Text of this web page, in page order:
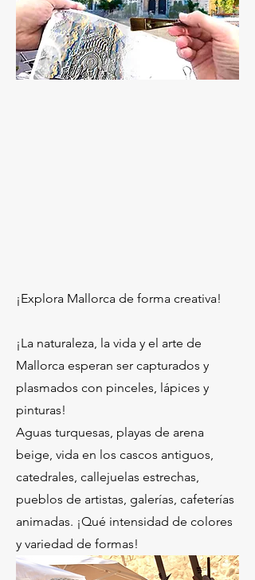
¡Explora Mallorca de forma creativa!
¡La naturaleza, la vida y el arte de
Mallorca esperan ser capturados y
plasmados con pinceles, lápices y
pinturas!
Aguas turquesas, playas de arena
beige, vida en los cascos antiguos,
catedrales, callejuelas estrechas,
pueblos de artistas, galerías, cafeterías
animadas. ¡Qué intensidad de colores
y variedad de formas!